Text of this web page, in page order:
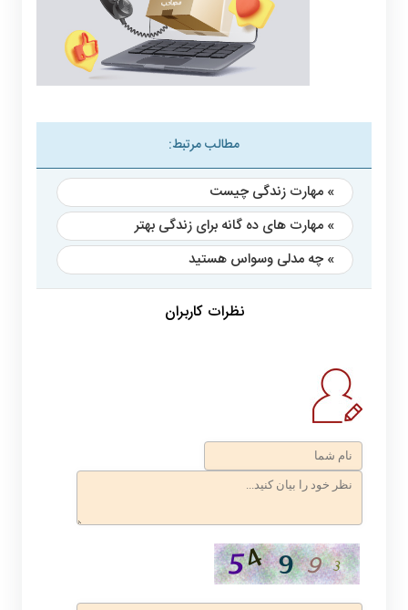
مطالب مرتبط:
» مهارت زندگی چیست
» مهارت های ده گانه برای زندگی بهتر
» چه مدلی وسواس هستید
نظرات کاربران